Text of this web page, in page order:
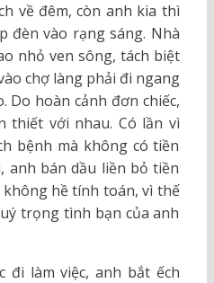
về đêm, còn anh kia thì
đèn vào rạng sáng. Nhà
nhỏ ven sông, tách biệt
chợ làng phải đi ngang
Do hoàn cảnh đơn chiếc,
thiết với nhau. Có lần vì
bệnh mà không có tiền
anh bán dầu liền bỏ tiền
không hề tính toán, vì thế
trọng tình bạn của anh
đi làm việc, anh bắt ếch